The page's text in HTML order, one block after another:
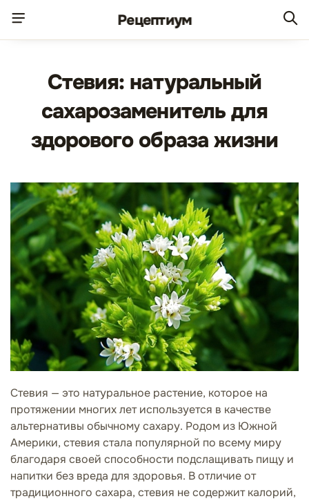
Рецептиум
Стевия: натуральный
сахарозаменитель для
здорового образа жизни
Стевия — это натуральное растение, которое на
протяжении многих лет используется в качестве
альтернативы обычному сахару. Родом из Южной
Америки, стевия стала популярной по всему миру
благодаря своей способности подслащивать пищу и
напитки без вреда для здоровья. В отличие от
традиционного сахара, стевия не содержит калорий,